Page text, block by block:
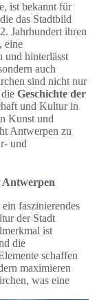
ist bekannt für
das Stadtbild
Jahrhundert ihren
, eine
und hinterlässt
auch
sind nicht nur
Geschichte der
und Kultur in
Kunst und
Antwerpen zu
und
ein faszinierendes
der Stadt
ist
die
schaffen
maximieren
was eine